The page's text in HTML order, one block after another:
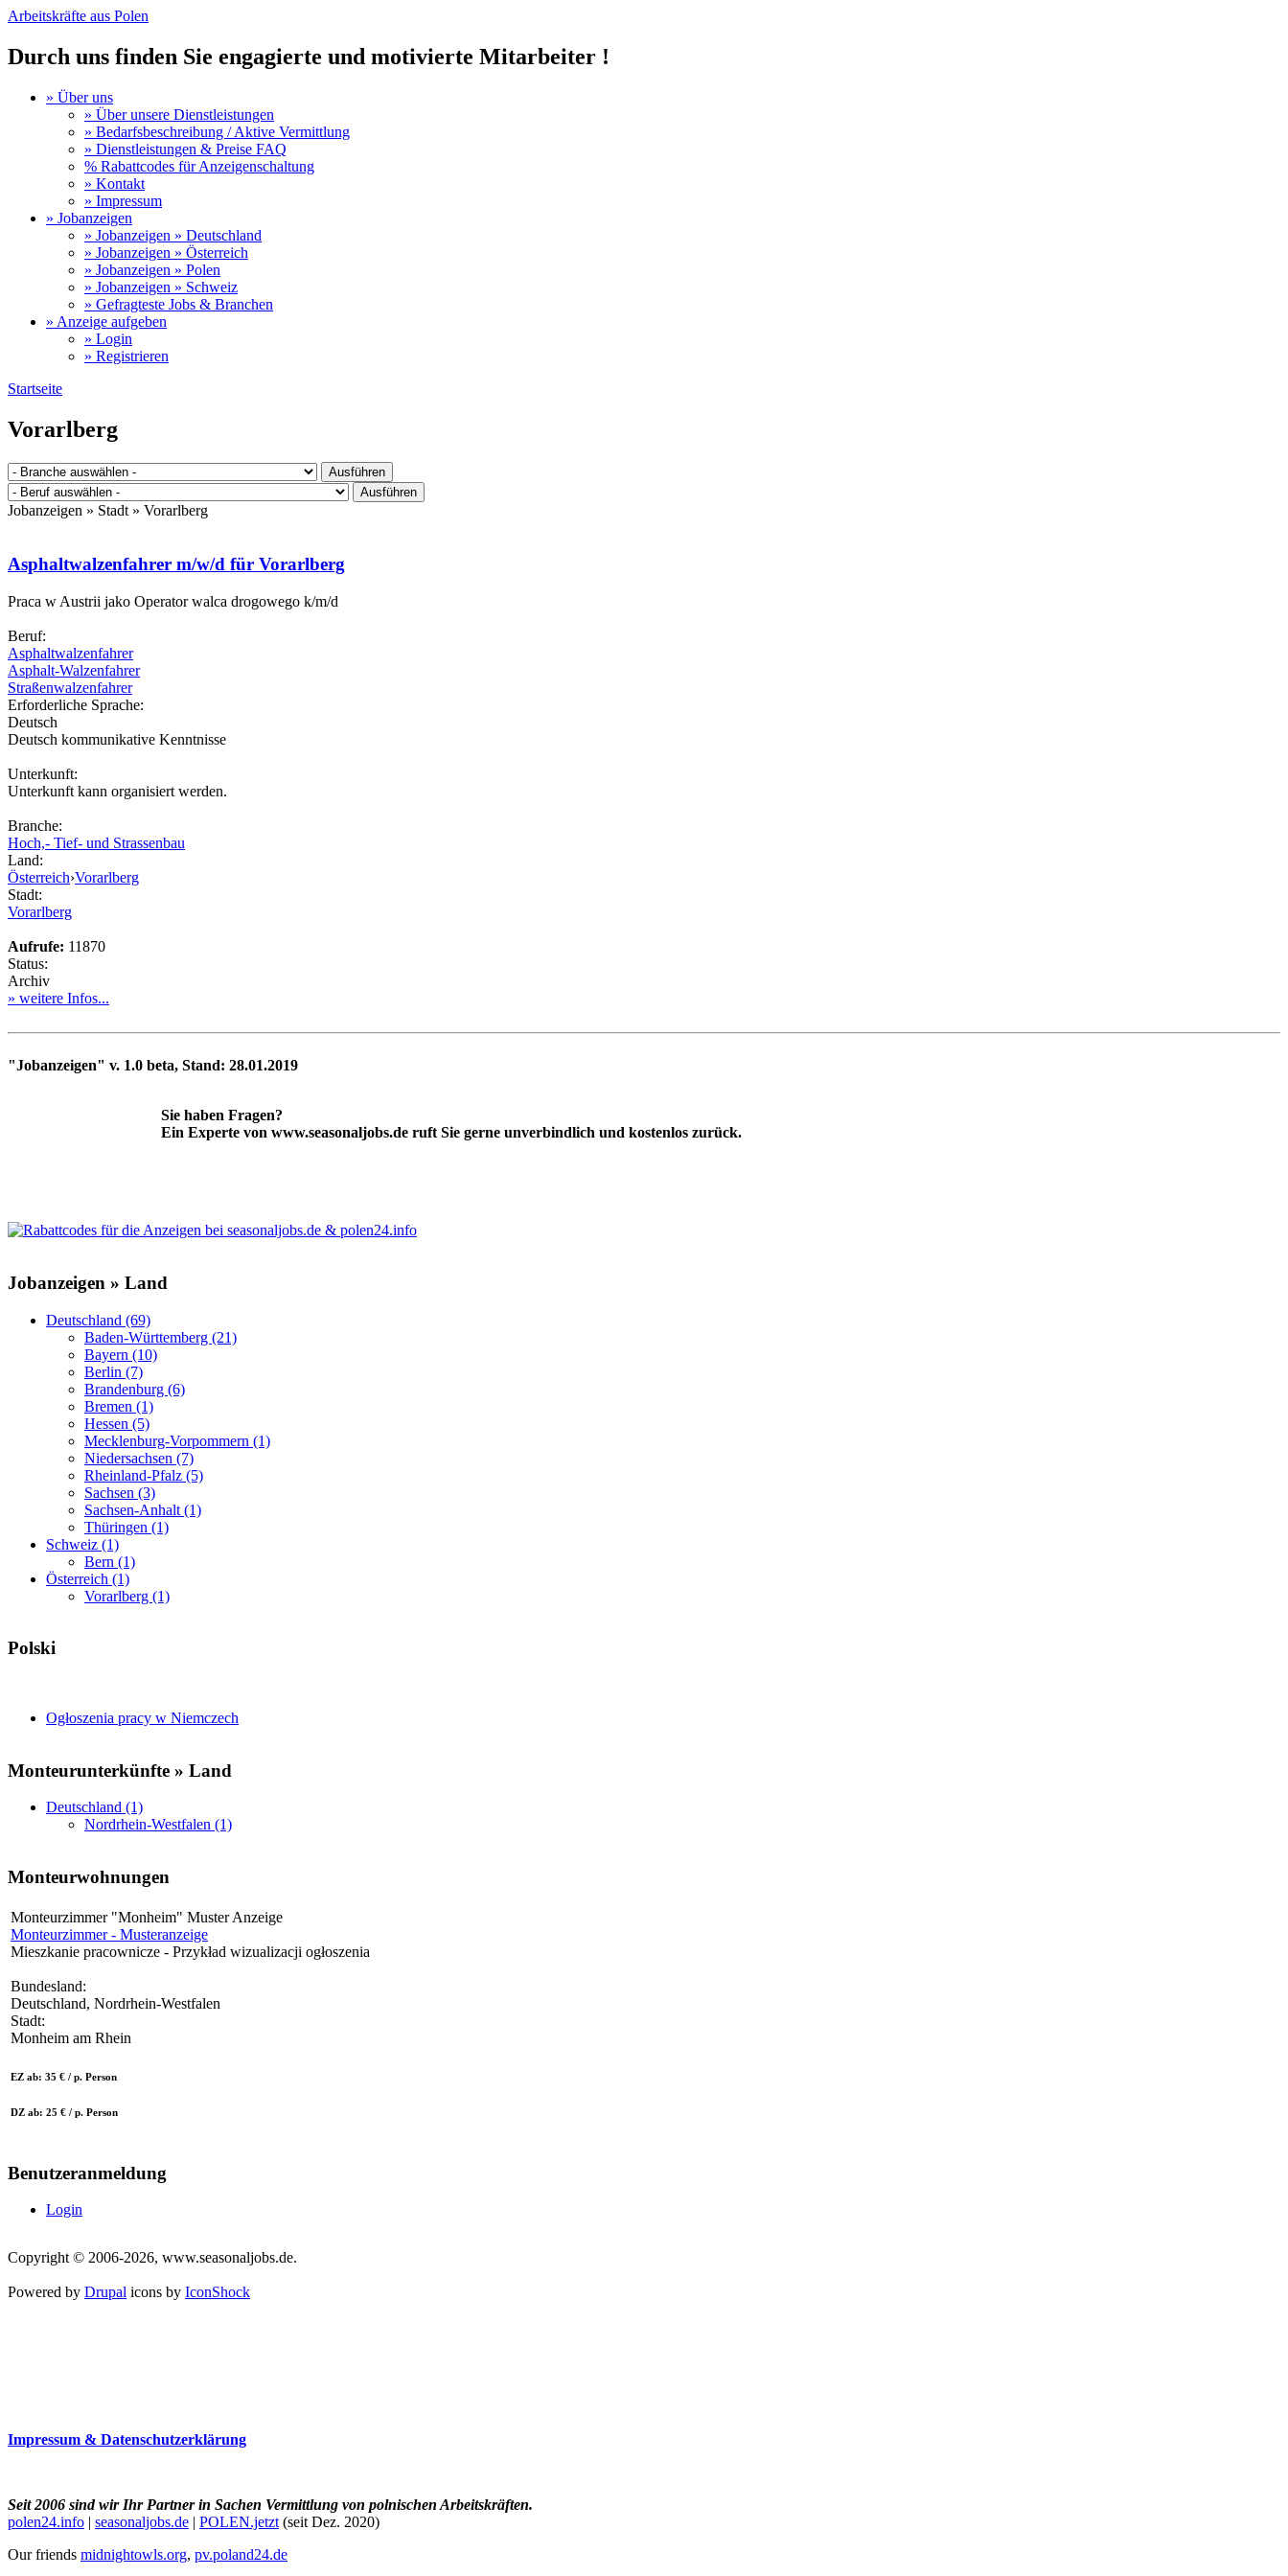
Arbeitskräfte aus Polen
Durch uns finden Sie engagierte und motivierte Mitarbeiter !
» Über uns
» Über unsere Dienstleistungen
» Bedarfsbeschreibung / Aktive Vermittlung
» Dienstleistungen & Preise FAQ
% Rabattcodes für Anzeigenschaltung
» Kontakt
» Impressum
» Jobanzeigen
» Jobanzeigen » Deutschland
» Jobanzeigen » Österreich
» Jobanzeigen » Polen
» Jobanzeigen » Schweiz
» Gefragteste Jobs & Branchen
» Anzeige aufgeben
» Login
» Registrieren
Startseite
Vorarlberg
Jobanzeigen » Stadt » Vorarlberg
Asphaltwalzenfahrer m/w/d für Vorarlberg
Praca w Austrii jako Operator walca drogowego k/m/d
Beruf:
Asphaltwalzenfahrer
Asphalt-Walzenfahrer
Straßenwalzenfahrer
Erforderliche Sprache:
Deutsch
Deutsch kommunikative Kenntnisse
Unterkunft:
Unterkunft kann organisiert werden.
Branche:
Hoch,- Tief- und Strassenbau
Land:
Österreich›Vorarlberg
Stadt:
Vorarlberg
Aufrufe: 11870
Status:
Archiv
» weitere Infos...
"Jobanzeigen" v. 1.0 beta, Stand: 28.01.2019
Sie haben Fragen?
Ein Experte von www.seasonaljobs.de ruft Sie gerne unverbindlich und kostenlos zurück.
Jobanzeigen » Land
Deutschland (69)
Baden-Württemberg (21)
Bayern (10)
Berlin (7)
Brandenburg (6)
Bremen (1)
Hessen (5)
Mecklenburg-Vorpommern (1)
Niedersachsen (7)
Rheinland-Pfalz (5)
Sachsen (3)
Sachsen-Anhalt (1)
Thüringen (1)
Schweiz (1)
Bern (1)
Österreich (1)
Vorarlberg (1)
Polski
Ogłoszenia pracy w Niemczech
Monteurunterkünfte » Land
Deutschland (1)
Nordrhein-Westfalen (1)
Monteurwohnungen
Monteurzimmer "Monheim" Muster Anzeige
Monteurzimmer - Musteranzeige
Mieszkanie pracownicze - Przykład wizualizacji ogłoszenia
Bundesland:
Deutschland, Nordrhein-Westfalen
Stadt:
Monheim am Rhein
EZ ab: 35 € / p. Person
DZ ab: 25 € / p. Person
Benutzeranmeldung
Login
Copyright © 2006-2026, www.seasonaljobs.de.
Powered by Drupal icons by IconShock
Impressum & Datenschutzerklärung
Seit 2006 sind wir Ihr Partner in Sachen Vermittlung von polnischen Arbeitskräften.
polen24.info | seasonaljobs.de | POLEN.jetzt (seit Dez. 2020)
Our friends midnightowls.org, pv.poland24.de